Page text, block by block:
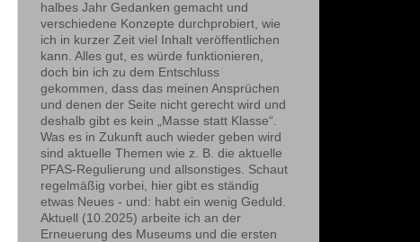
halbes Jahr Gedanken gemacht und
verschiedene Konzepte durchprobiert, wie
ich in kurzer Zeit viel Inhalt veröffentlichen
kann. Alles gut, es würde funktionieren,
doch bin ich zu dem Entschluss
gekommen, dass das meinen Ansprüchen
und denen der Seite nicht gerecht wird und
deshalb gibt es kein „Masse statt Klasse“.
Was es in Zukunft auch wieder geben wird
sind aktuelle Themen wie z. B. die aktuelle
PFAS-Regulierung und allsonstiges. Schaut
regelmäßig vorbei, hier gibt es ständig
etwas Neues - und: habt ein wenig Geduld.
Aktuell (10.2025) arbeite ich an der
Erneuerung des Museums und die ersten